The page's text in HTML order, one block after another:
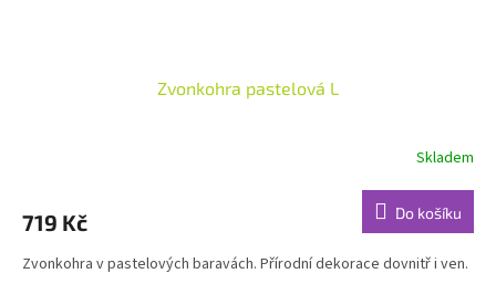
Zvonkohra pastelová L
Skladem
719 Kč Do košíku
Zvonkohra v pastelových baravách. Přírodní dekorace dovnitř i ven.